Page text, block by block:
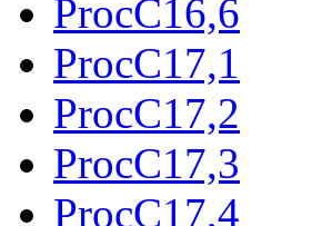
ProcC16,6
ProcC17,1
ProcC17,2
ProcC17,3
ProcC17,4